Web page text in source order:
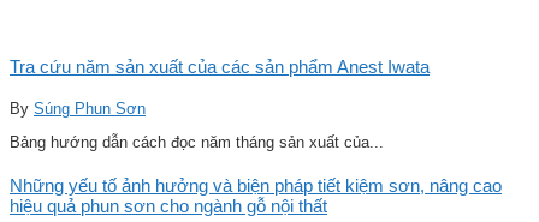
Tra cứu năm sản xuất của các sản phẩm Anest Iwata
By Súng Phun Sơn
Bảng hướng dẫn cách đọc năm tháng sản xuất của...
Những yếu tố ảnh hưởng và biện pháp tiết kiệm sơn, nâng cao
hiệu quả phun sơn cho ngành gỗ nội thất